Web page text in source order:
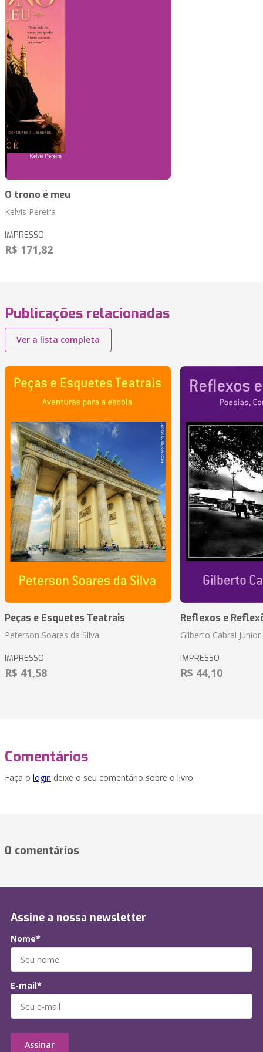
O trono é meu
Kelvis Pereira
IMPRESSO
R$ 171,82
Publicações relacionadas
Ver a lista completa
Peças e Esquetes Teatrais
Peterson Soares da Silva
IMPRESSO
R$ 41,58
Reflexos e
Gilberto Cabral Junior
IMPRESSO
R$ 44,10
Comentários
Faça o login deixe o seu comentário sobre o livro.
0 comentários
Assine a nossa newsletter
Nome*
E-mail*
Assinar